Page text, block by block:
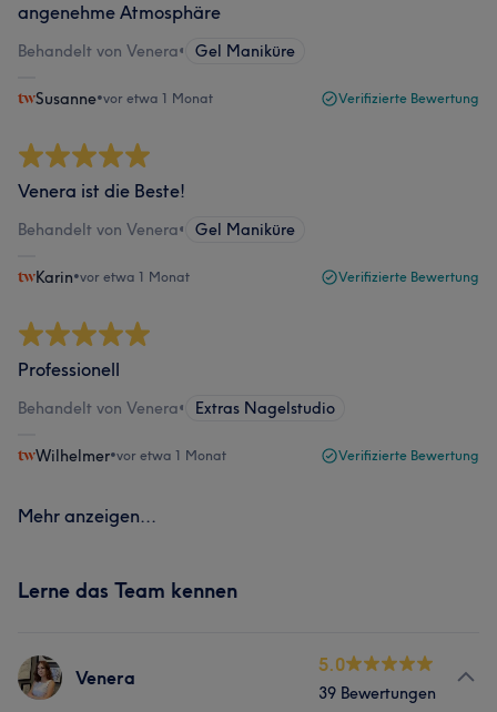
angenehme Atmosphäre
Behandelt von Venera• Gel Maniküre
Susanne•vor etwa 1 Monat Verifizierte Bewertung
Venera ist die Beste!
Behandelt von Venera• Gel Maniküre
Karin•vor etwa 1 Monat Verifizierte Bewertung
Professionell
Behandelt von Venera• Extras Nagelstudio
Wilhelmer•vor etwa 1 Monat Verifizierte Bewertung
Mehr anzeigen...
Lerne das Team kennen
Venera
5.0
39 Bewertungen